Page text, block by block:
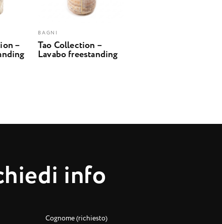
–
BAGNI
Tao Collection –
Lavabo freestanding
hiedi info
Cognome (richiesto)